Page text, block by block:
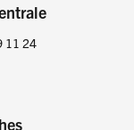
11 24